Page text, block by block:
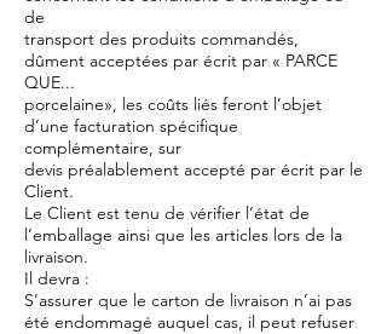
de
transport des produits commandés,
dûment acceptées par écrit par « PARCE
QUE...
porcelaine», les coûts liés feront l’objet
d’une facturation spécifique
complémentaire, sur
devis préalablement accepté par écrit par le
Client.
Le Client est tenu de vérifier l’état de
l’emballage ainsi que les articles lors de la
livraison.
Il devra :
S’assurer que le carton de livraison n’ai pas
été endommagé auquel cas, il peut refuser